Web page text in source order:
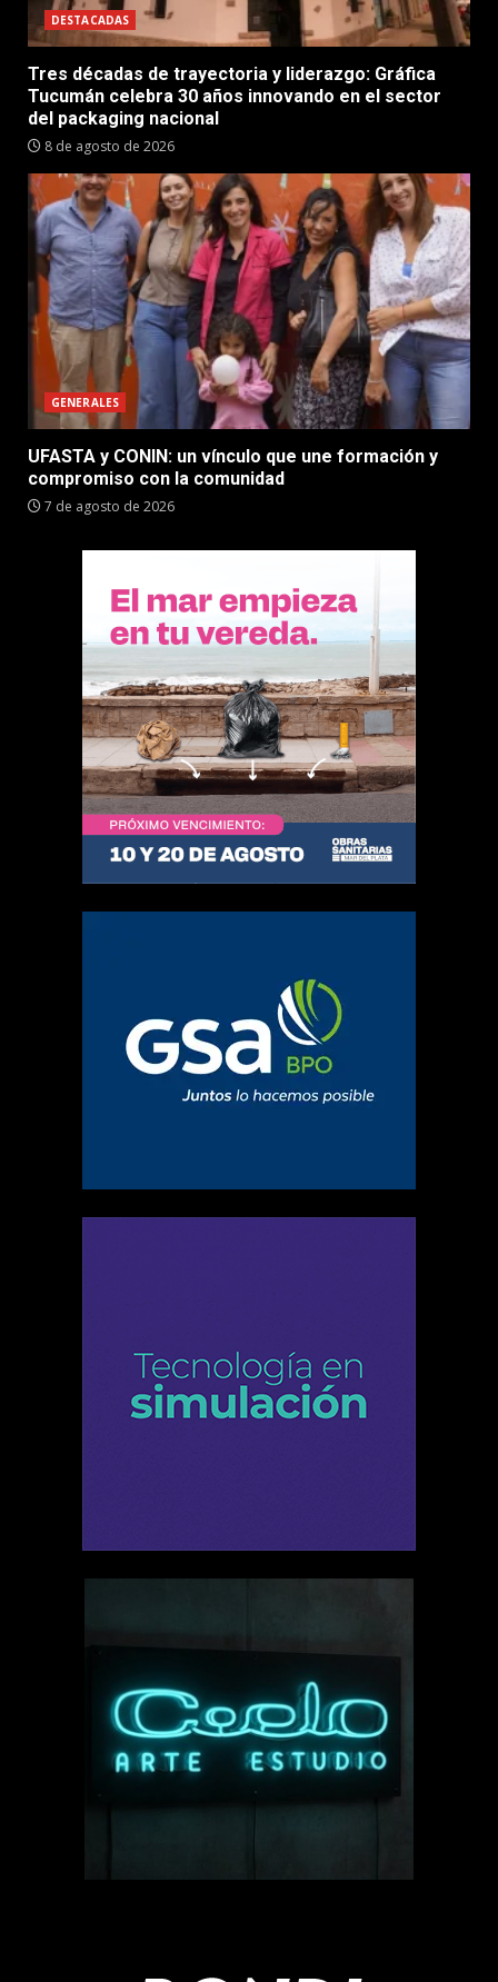
DESTACADAS
Tres décadas de trayectoria y liderazgo: Gráfica
Tucumán celebra 30 años innovando en el sector
del packaging nacional
8 de agosto de 2026
GENERALES
UFASTA y CONIN: un vínculo que une formación y
compromiso con la comunidad
7 de agosto de 2026